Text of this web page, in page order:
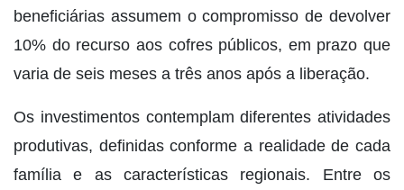
beneficiárias assumem o compromisso de devolver
10% do recurso aos cofres públicos, em prazo que
varia de seis meses a três anos após a liberação.
Os investimentos contemplam diferentes atividades
produtivas, definidas conforme a realidade de cada
família e as características regionais. Entre os